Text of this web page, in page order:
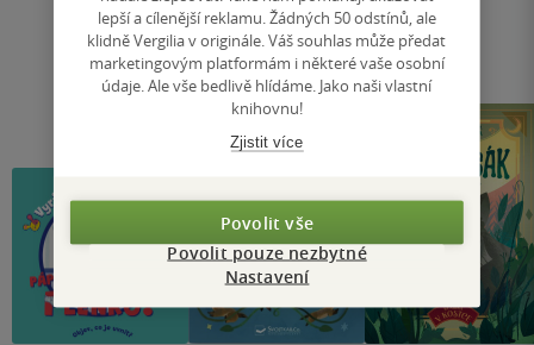
lepší a cílenější reklamu. Žádných 50 odstínů, ale
klidně Vergilia v originále. Váš souhlas může předat
marketingovým platformám i některé vaše osobní
údaje. Ale vše bedlivě hlídáme. Jako naši vlastní
knihovnu!
Zjistit více
Povolit vše
Povolit pouze nezbytné
Nastavení